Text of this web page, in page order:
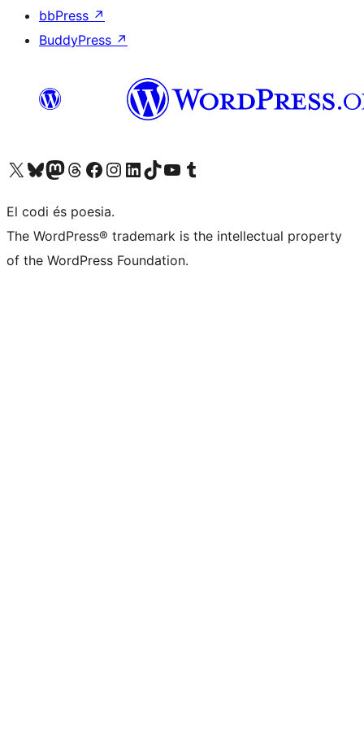
bbPress ↗
BuddyPress ↗
Visiteu el nostre compte X (abans Twitter)
Visiteu el nostre compte de Bluesky
Visiteu el nostre compte al Mastodon
Visiteu el nostre compte de Threads
Visiteu la nostra pàgina al Facebook
Visiteu el nostre compte d'Instagram
Visiteu el nostre compte de LinkedIn
Visiteu el nostre compte de TikTok
Visiteu el nostre canal al YouTube
Visiteu el nostre compte de Tumblr
El codi és poesia.
The WordPress® trademark is the intellectual property
of the WordPress Foundation.